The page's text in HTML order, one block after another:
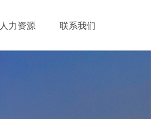
人力资源 联系我们